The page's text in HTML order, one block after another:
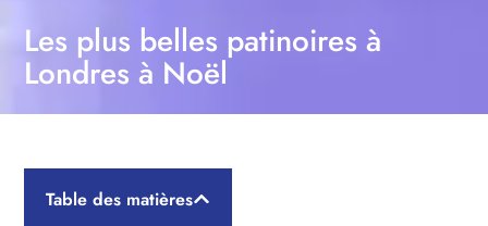
Les plus belles patinoires à
Londres à Noël
Table des matières